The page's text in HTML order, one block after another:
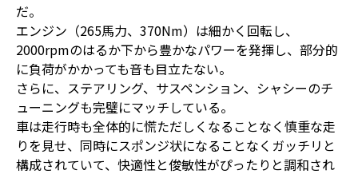
だ。
エンジン（265馬力、370Nm）は細かく回転し、
2000rpmのはるか下から豊かなパワーを発揮し、部分的
に負荷がかかっても音も目立たない。
さらに、ステアリング、サスペンション、シャシーのチ
ューニングも完璧にマッチしている。
車は走行時も全体的に慌ただしくなることなく慎重な走
りを見せ、同時にスポンジ状になることなくガッチリと
構成されていて、快適性と俊敏性がぴったりと調和され